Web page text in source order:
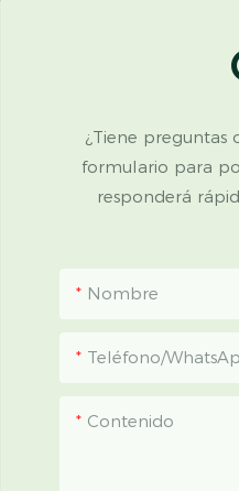
¿Tiene preguntas
formulario para
responderá
Nombre
Teléfono/
Contenido